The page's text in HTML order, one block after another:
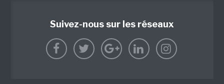
Suivez-nous sur les réseaux